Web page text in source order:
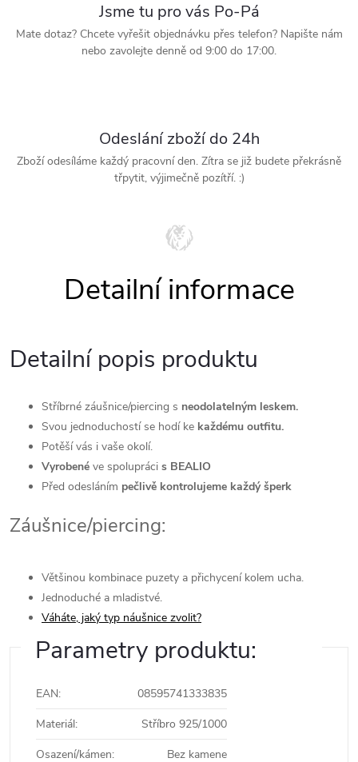
Jsme tu pro vás Po-Pá
Mate dotaz? Chcete vyřešit objednávku přes telefon? Napište nám
nebo zavolejte denně od 9:00 do 17:00.
Odeslání zboží do 24h
Zboží odesíláme každý pracovní den. Zítra se již budete překrásně
třpytit, výjimečně pozítří. :)
Detailní popis produktu
Stříbrné záušnice/piercing s neodolatelným leskem.
Svou jednoduchostí se hodí ke každému outfitu.
Potěší vás i vaše okolí.
Vyrobené ve spolupráci s BEALIO
Před odesláním pečlivě kontrolujeme každý šperk
Záušnice/piercing:
Většinou kombinace puzety a přichycení kolem ucha.
Jednoduché a mladistvé.
Váháte, jaký typ náušnice zvolit?
Parametry produktu:
EAN:
08595741333835
Materiál:
Stříbro 925/1000
Osazení/kámen: Bez kamene